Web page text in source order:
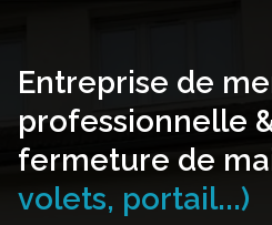
Entreprise de
professionnelle
fermeture de
volets, portail...)